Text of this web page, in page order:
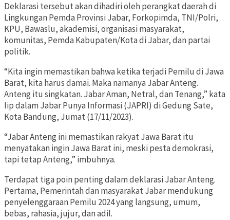
Deklarasi tersebut akan dihadiri oleh perangkat daerah di
Lingkungan Pemda Provinsi Jabar, Forkopimda, TNI/Polri,
KPU, Bawaslu, akademisi, organisasi masyarakat,
komunitas, Pemda Kabupaten/Kota di Jabar, dan partai
politik.
“Kita ingin memastikan bahwa ketika terjadi Pemilu di Jawa
Barat, kita harus damai. Maka namanya Jabar Anteng.
Anteng itu singkatan. Jabar Aman, Netral, dan Tenang,” kata
Iip dalam Jabar Punya Informasi (JAPRI) di Gedung Sate,
Kota Bandung, Jumat (17/11/2023).
“Jabar Anteng ini memastikan rakyat Jawa Barat itu
menyatakan ingin Jawa Barat ini, meski pesta demokrasi,
tapi tetap Anteng,” imbuhnya.
Terdapat tiga poin penting dalam deklarasi Jabar Anteng.
Pertama, Pemerintah dan masyarakat Jabar mendukung
penyelenggaraan Pemilu 2024 yang langsung, umum,
bebas, rahasia, jujur, dan adil.